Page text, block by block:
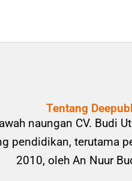
Tentang
naungan CV. Budi
pendidikan, terutama
2010, oleh An Nuur